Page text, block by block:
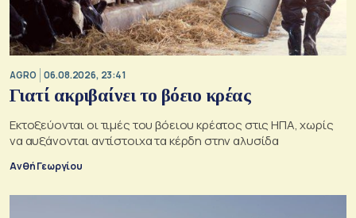
AGRO 06.08.2026, 23:41
Γιατί ακριβαίνει το βόειο κρέας
Εκτοξεύονται οι τιμές του βόειου κρέατος στις ΗΠΑ, χωρίς
να αυξάνονται αντίστοιχα τα κέρδη στην αλυσίδα
Ανθή Γεωργίου